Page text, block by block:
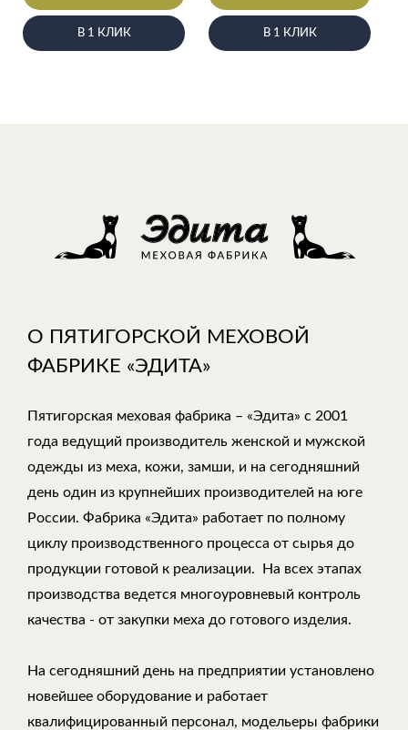
В 1 КЛИК В 1 КЛИК
О ПЯТИГОРСКОЙ МЕХОВОЙ
ФАБРИКЕ «ЭДИТА»
Пятигорская меховая фабрика – «Эдита» с 2001
года ведущий производитель женской и мужской
одежды из меха, кожи, замши, и на сегодняшний
день один из крупнейших производителей на юге
России. Фабрика «Эдита» работает по полному
циклу производственного процесса от сырья до
продукции готовой к реализации. На всех этапах
производства ведется многоуровневый контроль
качества - от закупки меха до готового изделия.
На сегодняшний день на предприятии установлено
новейшее оборудование и работает
квалифицированный персонал, модельеры фабрики